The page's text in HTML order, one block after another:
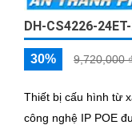
DH-CS4226-
30% 9,720,000
Thiết bị cấu hình từ
công nghệ IP POE